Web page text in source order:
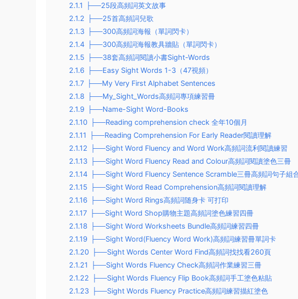
2.1.1
├──25段高頻詞英文故事
2.1.2
├──25首高頻詞兒歌
2.1.3
├──300高頻詞海報（單詞閃卡）
2.1.4
├──300高頻詞海報教具牆貼（單詞閃卡）
2.1.5
├──38套高頻詞閱讀小書Sight-Words
2.1.6
├──Easy Sight Words 1-3（47視頻）
2.1.7
├──My Very First Alphabet Sentences
2.1.8
├──My_Sight_Words高頻詞專項練習冊
2.1.9
├──Name-Sight Word-Books
2.1.10
├──Reading comprehension check 全年10個月
2.1.11
├──Reading Comprehension For Early Reader閱讀理解
2.1.12
├──Sight Word Fluency and Word Work高頻詞流利閱讀練習
2.1.13
├──Sight Word Fluency Read and Colour高頻詞閱讀塗色三冊
2.1.14
├──Sight Word Fluency Sentence Scramble三冊高頻詞句子組
2.1.15
├──Sight Word Read Comprehension高頻詞閱讀理解
2.1.16
├──Sight Word Rings高頻詞随身卡 可打印
2.1.17
├──Sight Word Shop購物主題高頻詞塗色練習四冊
2.1.18
├──Sight Word Worksheets Bundle高頻詞練習四冊
2.1.19
├──Sight Word(Fluency Word Work)高頻詞練習冊單詞卡
2.1.20
├──Sight Words Center Word Find高頻詞找找看260頁
2.1.21
├──Sight Words Fluency Check高頻詞作業練習三冊
2.1.22
├──Sight Words Fluency Flip Book高頻詞手工塗色粘貼
2.1.23
├──Sight Words Fluency Practice高頻詞練習描紅塗色